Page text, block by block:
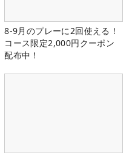
8-9月のプレーに2回使える！
コース限定2,000円クーポン
配布中！